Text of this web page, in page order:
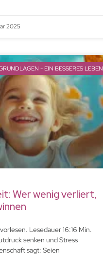
2025
- EIN BESSERES LEBEN
Wer wenig verliert,
Lesedauer 16:16 Min.
senken und Stress
sagt: Seien